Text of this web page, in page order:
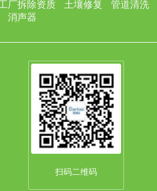
厂拆除资质 土壤修复 管道清洗
消声器
扫码二维码